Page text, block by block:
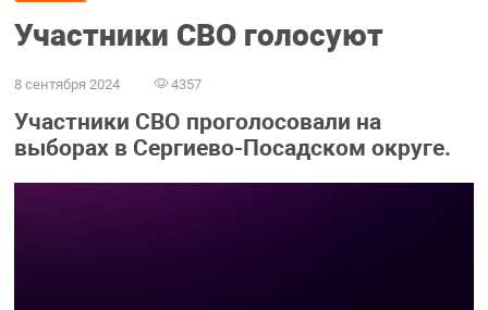
Участники СВО голосуют
8 сентября 2024 4357
Участники СВО проголосовали на
выборах в Сергиево-Посадском округе.